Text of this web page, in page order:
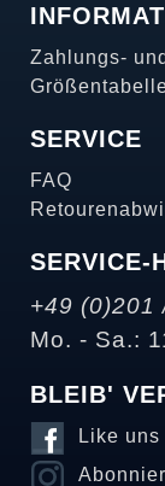
Zahlungs-
SERVICE
FAQ
SERVICE-
+49 (0)201
Mo. - Sa.:
BLEIB'
Like